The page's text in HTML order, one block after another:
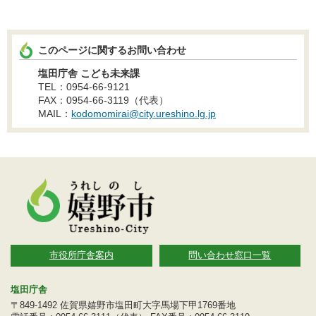
このページに関するお問い合わせ
塩田庁舎 こども未来課
TEL：0954-66-9121
FAX：0954-66-3119（代表）
MAIL： kodomomirai@city.ureshino.lg.jp
市役所庁舎案内 問い合わせ窓口一覧
塩田庁舎
〒849-1492 佐賀県嬉野市塩田町大字馬場下甲1769番地